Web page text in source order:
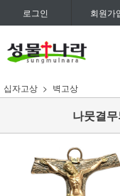
로그인 회원가
십자고상 벽고상
나뭇결